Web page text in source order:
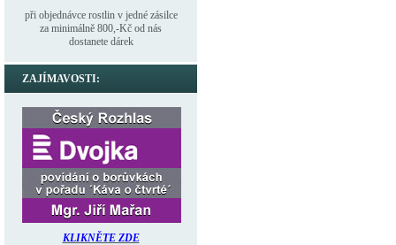
při objednávce rostlin v jedné zásilce
za minimálně 800,-Kč od nás
dostanete dárek
ZAJÍMAVOSTI:
KLIKNĚTE ZDE